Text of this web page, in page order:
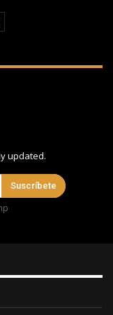
updated.
Suscríbete